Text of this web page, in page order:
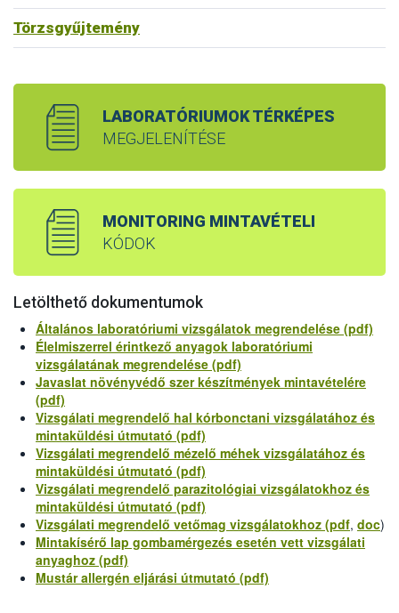
Törzsgyűjtemény
LABORATÓRIUMOK TÉRKÉPES
MEGJELENÍTÉSE
MONITORING MINTAVÉTELI
KÓDOK
Letölthető dokumentumok
Általános laboratóriumi vizsgálatok megrendelése (pdf)
Élelmiszerrel érintkező anyagok laboratóriumi
vizsgálatának megrendelése (pdf)
Javaslat növényvédő szer készítmények mintavételére
(pdf)
Vizsgálati megrendelő hal kórbonctani vizsgálatához és
mintaküldési útmutató (pdf)
Vizsgálati megrendelő mézelő méhek vizsgálatához és
mintaküldési útmutató (pdf)
Vizsgálati megrendelő parazitológiai vizsgálatokhoz és
mintaküldési útmutató (pdf)
Vizsgálati megrendelő vetőmag vizsgálatokhoz (pdf, doc)
Mintakísérő lap gombamérgezés esetén vett vizsgálati
anyaghoz (pdf)
Mustár allergén eljárási útmutató (pdf)